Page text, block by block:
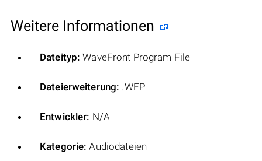
Weitere Informationen
Dateityp: WaveFront Program File
Dateierweiterung: .WFP
Entwickler: N/A
Kategorie: Audiodateien